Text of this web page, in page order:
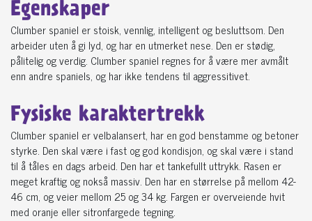
Egenskaper
Clumber spaniel er stoisk, vennlig, intelligent og besluttsom. Den
arbeider uten å gi lyd, og har en utmerket nese. Den er stødig,
pålitelig og verdig. Clumber spaniel regnes for å være mer avmålt
enn andre spaniels, og har ikke tendens til aggressitivet.
Fysiske karaktertrekk
Clumber spaniel er velbalansert, har en god benstamme og betoner
styrke. Den skal være i fast og god kondisjon, og skal være i stand
til å tåles en dags arbeid. Den har et tankefullt uttrykk. Rasen er
meget kraftig og nokså massiv. Den har en størrelse på mellom 42-
46 cm, og veier mellom 25 og 34 kg. Fargen er overveiende hvit
med oranje eller sitronfargede tegning.